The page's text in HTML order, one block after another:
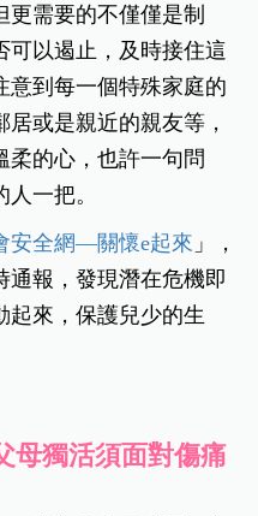
需要的不僅僅是制
可以遏止，及時接住這
意到每一個特殊家庭的
或是親近的親友等，
柔的心，也許一句問
一把。
安全網—關懷e起來 」，
通報，發現潛在危機即
起來，保護兒少的生
母獨活須面對傷痛